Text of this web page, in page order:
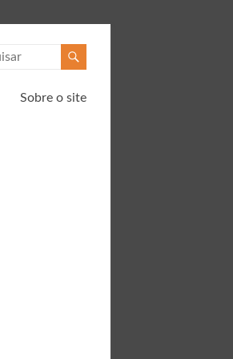
Sobre o site